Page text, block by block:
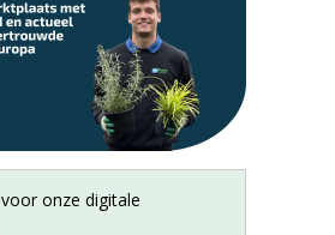
onze digitale